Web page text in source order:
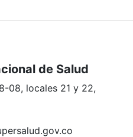
de Salud
08, locales 21 y 22,